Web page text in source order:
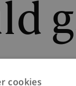
By Night.
cookies